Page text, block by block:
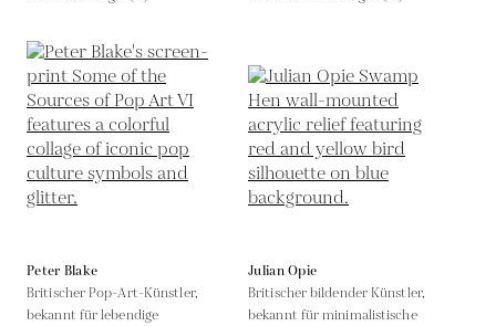
Peter Blake
Britischer Pop-Art-Künstler,
bekannt für lebendige
Julian Opie
Britischer bildender Künstler,
bekannt für minimalistische